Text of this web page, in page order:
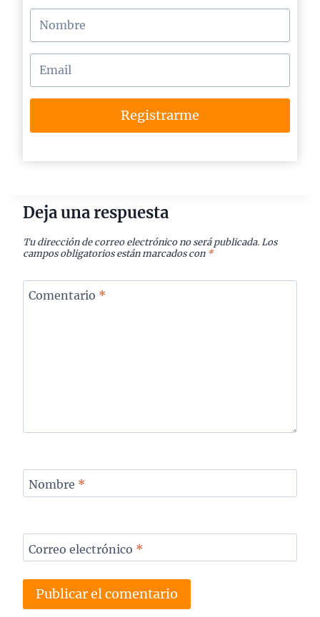
Registrarme
Deja una respuesta
Tu dirección de correo electrónico no será publicada. Los
campos obligatorios están marcados con *
Comentario *
Nombre *
Correo electrónico *